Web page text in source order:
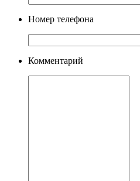
Номер телефона
Комментарий